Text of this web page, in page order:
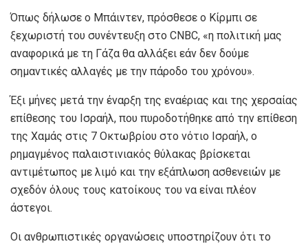
Όπως δήλωσε ο Μπάιντεν, πρόσθεσε ο Κίρμπι σε
ξεχωριστή του συνέντευξη στο CNBC, «η πολιτική μας
αναφορικά με τη Γάζα θα αλλάξει εάν δεν δούμε
σημαντικές αλλαγές με την πάροδο του χρόνου».
Έξι μήνες μετά την έναρξη της εναέριας και της χερσαίας
επίθεσης του Ισραήλ, που πυροδοτήθηκε από την επίθεση
της Χαμάς στις 7 Οκτωβρίου στο νότιο Ισραήλ, ο
ρημαγμένος παλαιστινιακός θύλακας βρίσκεται
αντιμέτωπος με λιμό και την εξάπλωση ασθενειών με
σχεδόν όλους τους κατοίκους του να είναι πλέον
άστεγοι.
Οι ανθρωπιστικές οργανώσεις υποστηρίζουν ότι το